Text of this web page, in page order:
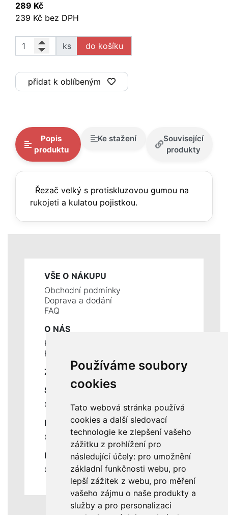
Používáme soubory
cookies
Tato webová stránka používá
cookies a další sledovací
technologie ke zlepšení vašeho
zážitku z prohlížení pro
následující účely: pro umožnění
základní funkčnosti webu, pro
lepší zážitek z webu, pro měření
vašeho zájmu o naše produkty a
služby a pro personalizaci
289 Kč
239 Kč bez DPH
ks
přidat k oblíbeným
Popis
produktu
Ke stažení
Související
produkty
Řezač velký s protiskluzovou gumou na
rukojeti a kulatou pojistkou.
VŠE O NÁKUPU
Obchodní podmínky
Doprava a dodání
FAQ
O NÁS
Kontakty
Historie a současnost
ZÁKLADNÍ ÚDAJE
SLUŽBY
Ceník servisních prací
DŮLEŽITÉ INFORMACE
Ochrana osobních údajů
RYCHLÉ ODKAZY
Odstoupení od smlouvy